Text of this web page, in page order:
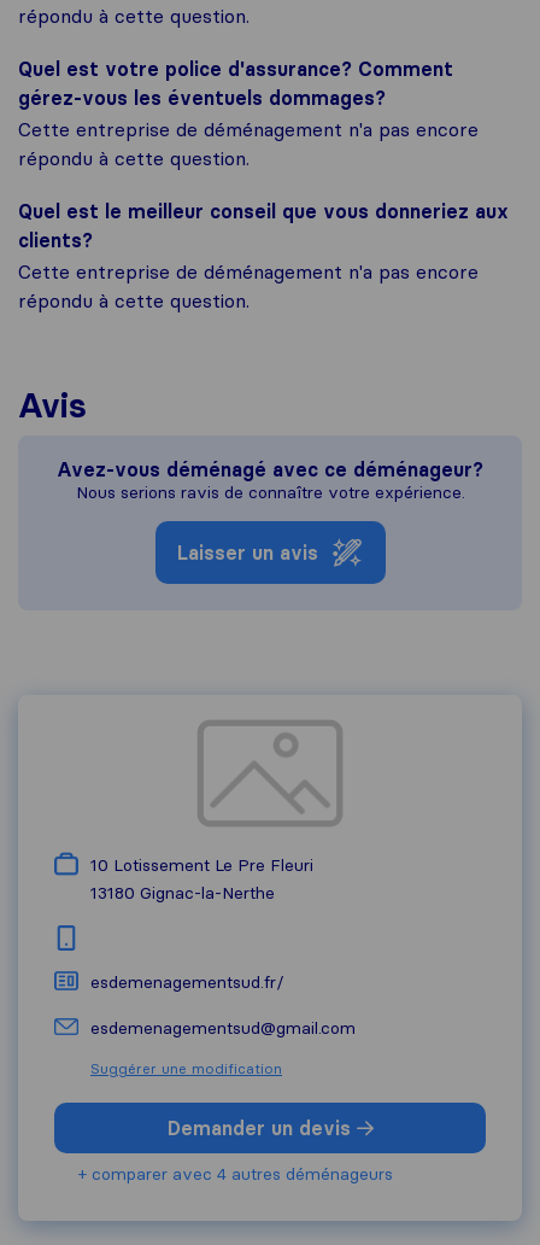
répondu à cette question.
Quel est votre police d'assurance? Comment
gérez-vous les éventuels dommages?
Cette entreprise de déménagement n'a pas encore
répondu à cette question.
Quel est le meilleur conseil que vous donneriez aux
clients?
Cette entreprise de déménagement n'a pas encore
répondu à cette question.
Avis
Avez-vous déménagé avec ce déménageur?
Nous serions ravis de connaître votre expérience.
Laisser un avis
10 Lotissement Le Pre Fleuri
13180 Gignac-la-Nerthe
esdemenagementsud.fr/
esdemenagementsud@gmail.com
Suggérer une modification
Demander un devis
+ comparer avec 4 autres déménageurs